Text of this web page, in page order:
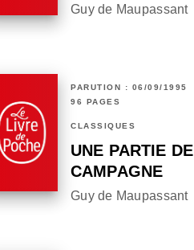
Guy de Maupassant
PARUTION : 06/09/1995
96 PAGES
CLASSIQUES
UNE PARTIE DE
CAMPAGNE
Guy de Maupassant